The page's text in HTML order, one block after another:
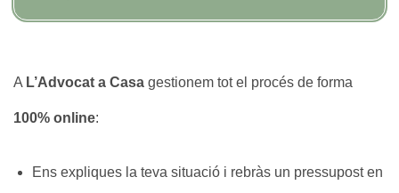
A L’Advocat a Casa gestionem tot el procés de forma
100% online:
Ens expliques la teva situació i rebràs un pressupost en